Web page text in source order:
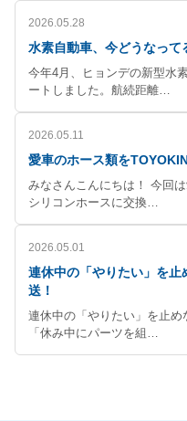
2026.05.28
水素自動車、今どうなっ
今年4月、ヒョンデの新型水
ートしました。航続距離…
2026.05.11
愛車のホース類を
みなさんこんにちは！ 今回
シリコンホースに交換…
2026.05.01
連休中の「やりたい」を
送！
連休中の「やりたい」を止め
「休み中にパーツを組…